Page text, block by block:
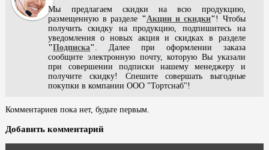
Мы предлагаем скидки на всю продукцию,
размещенную в разделе "Акции и скидки"! Чтобы
получить скидку на продукцию, подпишитесь на
уведомления о новых акция и скидках в разделе
"Подписка" . Далее при оформлении заказа
сообщите электронную почту, которую Вы указали
при совершении подписки нашему менеджеру и
получите скидку! Спешите совершать выгодные
покупки в компании ООО "Тортснаб"!
Комментариев пока нет, будьте первым.
Добавить комментарий